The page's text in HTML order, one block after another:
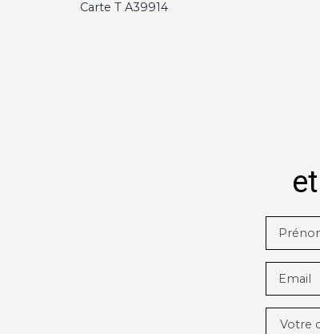
Carte T A39914
Email
Votre